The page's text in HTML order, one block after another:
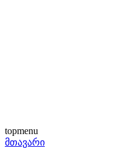
topmenu
მთავარი